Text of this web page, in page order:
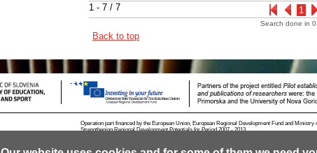
1 - 7 / 7 1
Search done in
Back to top
Operation part financed by the European Union, European Regional Development Fund and
Strengthening Regional Development Potentials for Period 2007 - 2013.